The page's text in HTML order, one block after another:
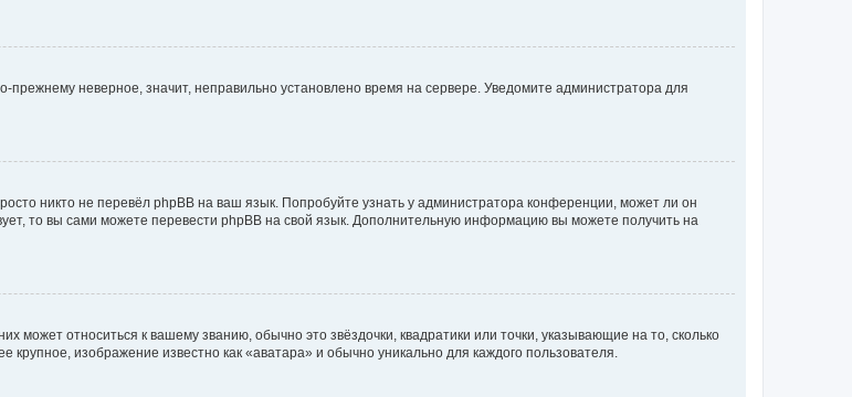
неверное, значит, неправильно установлено время на сервере. Уведомите администратора для
никто не перевёл phpBB на ваш язык. Попробуйте узнать у администратора конференции, может ли он
то вы сами можете перевести phpBB на свой язык. Дополнительную информацию вы можете получить на
может относиться к вашему званию, обычно это звёздочки, квадратики или точки, указывающие на то, сколько
изображение известно как «аватара» и обычно уникально для каждого пользователя.